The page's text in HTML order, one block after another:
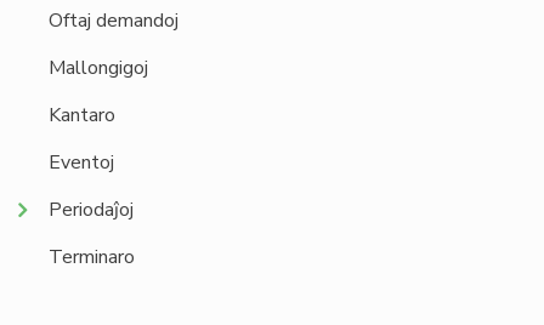
Oftaj demandoj
Mallongigoj
Kantaro
Eventoj
Periodaĵoj
Terminaro